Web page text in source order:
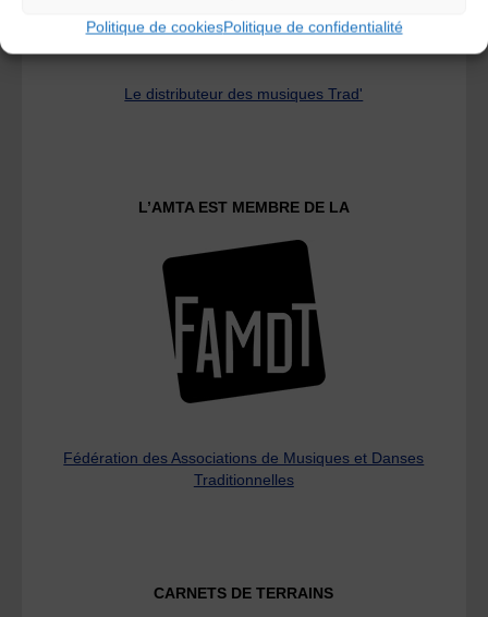
Politique de cookiesPolitique de confidentialité
Le distributeur des musiques Trad'
L’AMTA EST MEMBRE DE LA
Fédération des Associations de Musiques et Danses
Traditionnelles
CARNETS DE TERRAINS